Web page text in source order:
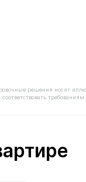
решения носят
требованиям